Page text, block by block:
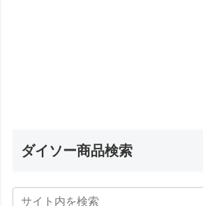
ダイソー商品検索